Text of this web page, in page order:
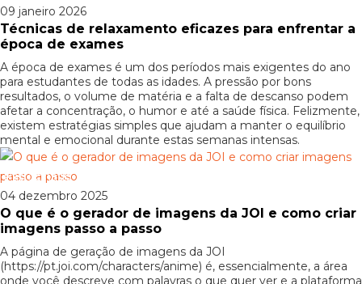
09 janeiro 2026
Técnicas de relaxamento eficazes para enfrentar a
época de exames
A época de exames é um dos períodos mais exigentes do ano
para estudantes de todas as idades. A pressão por bons
resultados, o volume de matéria e a falta de descanso podem
afetar a concentração, o humor e até a saúde física. Felizmente,
existem estratégias simples que ajudam a manter o equilíbrio
mental e emocional durante estas semanas intensas.
Patrocinado
04 dezembro 2025
O que é o gerador de imagens da JOI e como criar
imagens passo a passo
A página de geração de imagens da JOI
(https://pt.joi.com/characters/anime) é, essencialmente, a área
onde você descreve com palavras o que quer ver e a plataforma